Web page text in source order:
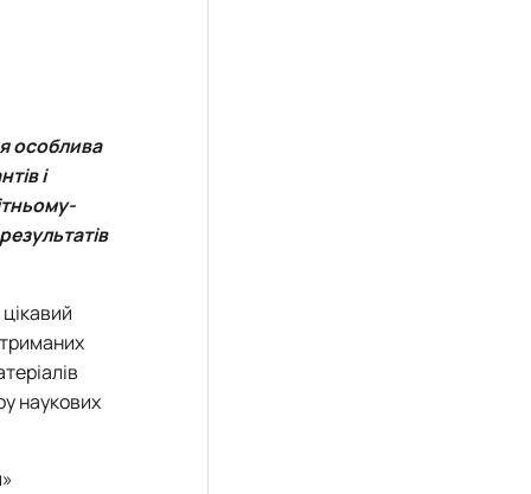
особлива
і
наукових